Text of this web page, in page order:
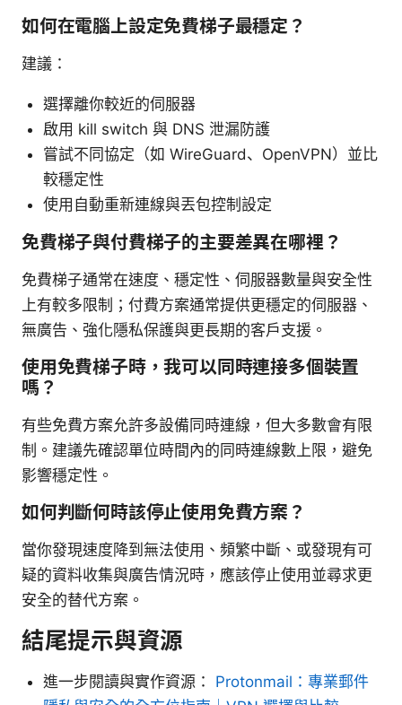
如何在電腦上設定免費梯子最穩定？
建議：
選擇離你較近的伺服器
啟用 kill switch 與 DNS 泄漏防護
嘗試不同協定（如 WireGuard、OpenVPN）並比
較穩定性
使用自動重新連線與丟包控制設定
免費梯子與付費梯子的主要差異在哪裡？
免費梯子通常在速度、穩定性、伺服器數量與安全性
上有較多限制；付費方案通常提供更穩定的伺服器、
無廣告、強化隱私保護與更長期的客戶支援。
使用免費梯子時，我可以同時連接多個裝置
嗎？
有些免費方案允許多設備同時連線，但大多數會有限
制。建議先確認單位時間內的同時連線數上限，避免
影響穩定性。
如何判斷何時該停止使用免費方案？
當你發現速度降到無法使用、頻繁中斷、或發現有可
疑的資料收集與廣告情況時，應該停止使用並尋求更
安全的替代方案。
結尾提示與資源
進一步閱讀與實作資源： Protonmail：專業郵件